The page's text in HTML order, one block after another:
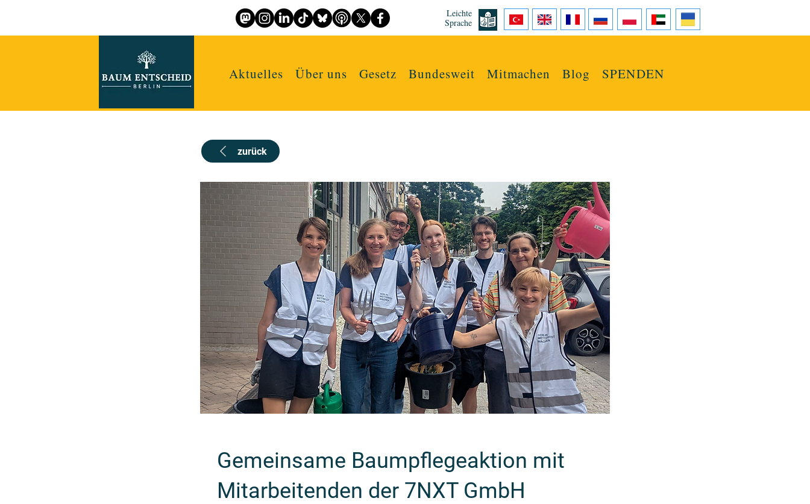
Leichte
Sprache
Aktuelles Über uns Gesetz Bundesweit Mitmachen Blog SPENDEN
zurück
Gemeinsame Baumpflegeaktion mit
Mitarbeitenden der 7NXT GmbH